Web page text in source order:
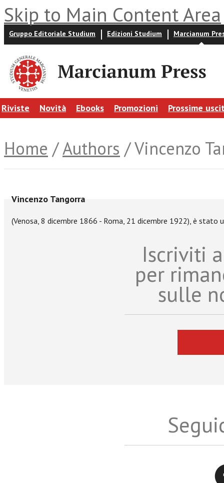
Skip to Main Content Area
Gruppo Editoriale Studium Edizioni Studium Marcianum
Riviste Novità Ebooks Promozioni Prossime
Home /Authors / Vincenzo
Vincenzo Tangorra
(Venosa, 8 dicembre 1866 - Roma, 21 dicembre 1922), è
Iscriviti
per
sulle